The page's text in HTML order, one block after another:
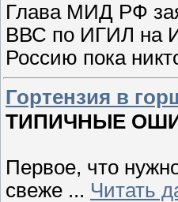
Глава МИД РФ
ВВС по ИГИЛ на
Россию пока
Гортензия в
ТИПИЧНЫЕ
Первое, что
свеже ... Читать